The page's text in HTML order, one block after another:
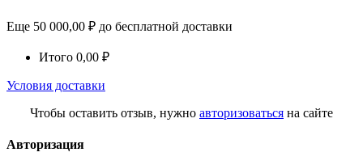
Еще 50 000,00 ₽ до бесплатной доставки
Итого 0,00 ₽
Условия доставки
Чтобы оставить отзыв, нужно авторизоваться на сайте
Авторизация